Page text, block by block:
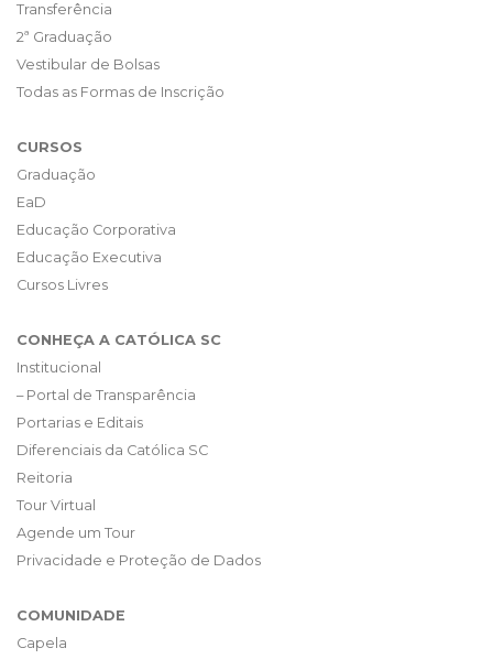
Transferência
2ª Graduação
Vestibular de Bolsas
Todas as Formas de Inscrição
CURSOS
Graduação
EaD
Educação Corporativa
Educação Executiva
Cursos Livres
CONHEÇA A CATÓLICA SC
Institucional
– Portal de Transparência
Portarias e Editais
Diferenciais da Católica SC
Reitoria
Tour Virtual
Agende um Tour
Privacidade e Proteção de Dados
COMUNIDADE
Capela